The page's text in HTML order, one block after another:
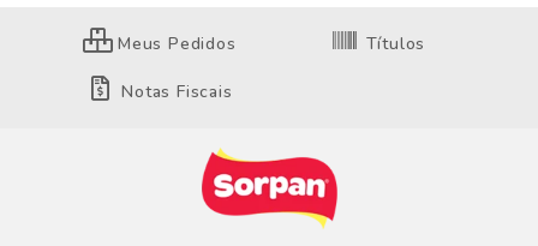
Meus Pedidos Títulos
Notas Fiscais